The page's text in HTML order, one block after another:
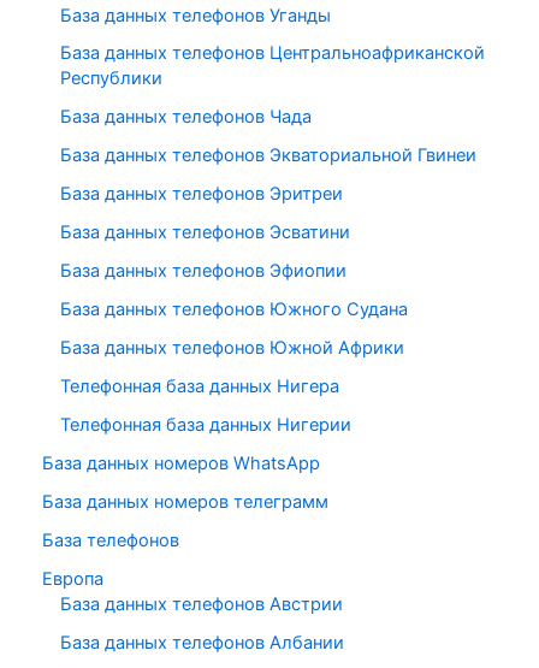
База данных телефонов Уганды
База данных телефонов Центральноафриканской
Республики
База данных телефонов Чада
База данных телефонов Экваториальной Гвинеи
База данных телефонов Эритреи
База данных телефонов Эсватини
База данных телефонов Эфиопии
База данных телефонов Южного Судана
База данных телефонов Южной Африки
Телефонная база данных Нигера
Телефонная база данных Нигерии
База данных номеров WhatsApp
База данных номеров телеграмм
База телефонов
Европа
База данных телефонов Австрии
База данных телефонов Албании